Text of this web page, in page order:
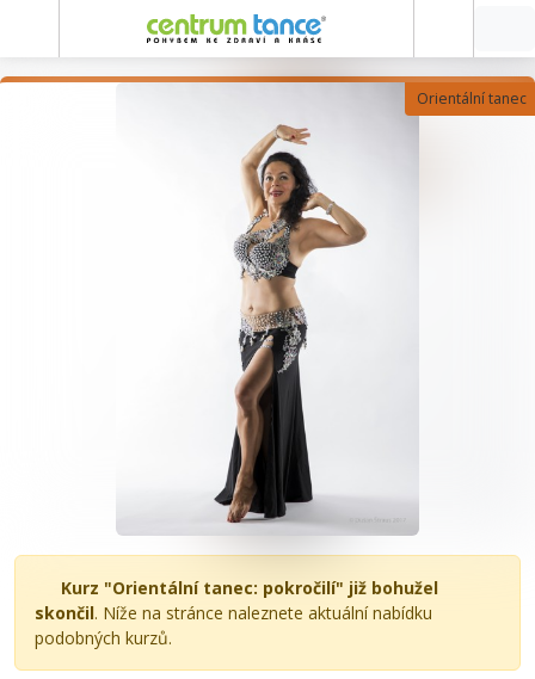
Orientální tanec
Kurz "Orientální tanec: pokročilí" již bohužel
skončil. Níže na stránce naleznete aktuální nabídku
podobných kurzů.